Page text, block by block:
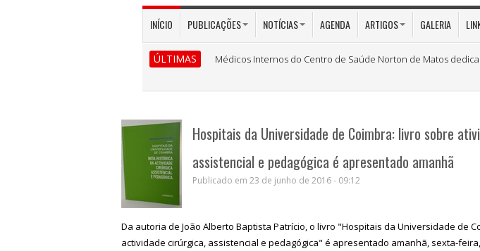
INÍCIO PUBLICAÇÕES NOTÍCIAS AGENDA ARTIGOS GALERIA
ÚLTIMAS Médicos Internos do Centro de Saúde Norton de Matos
Hospitais da Universidade de Coimbra: livro sobre
assistencial e pedagógica é apresentado amanhã
Publicado em 23 de junho de 2016 - 09:12
Da autoria de João Alberto Baptista Patrício, o livro "Hospitais da Universidade de
actividade cirúrgica, assistencial e pedagógica" é apresentado amanhã, sexta-